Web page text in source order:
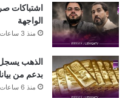
اشتباكات
الواجهة
منذ 3 ساعات
الذهب
بدعم من
منذ 6 ساعات